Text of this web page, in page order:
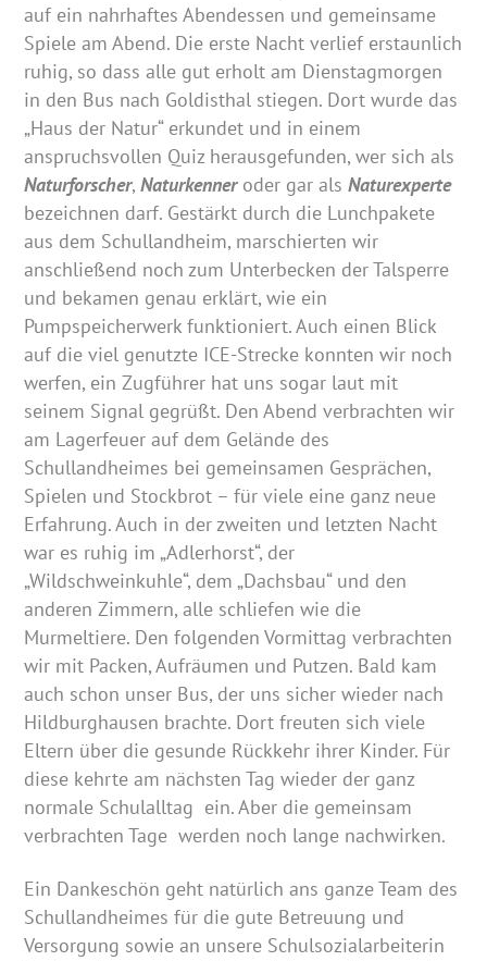
auf ein nahrhaftes Abendessen und gemeinsame
Spiele am Abend. Die erste Nacht verlief erstaunlich
ruhig, so dass alle gut erholt am Dienstagmorgen
in den Bus nach Goldisthal stiegen. Dort wurde das
„Haus der Natur“ erkundet und in einem
anspruchsvollen Quiz herausgefunden, wer sich als
Naturforscher,Naturkenner oder gar alsNaturexperte
bezeichnen darf. Gestärkt durch die Lunchpakete
aus dem Schullandheim, marschierten wir
anschließend noch zum Unterbecken der Talsperre
und bekamen genau erklärt, wie ein
Pumpspeicherwerk funktioniert. Auch einen Blick
auf die viel genutzte ICE-Strecke konnten wir noch
werfen, ein Zugführer hat uns sogar laut mit
seinem Signal gegrüßt. Den Abend verbrachten wir
am Lagerfeuer auf dem Gelände des
Schullandheimes bei gemeinsamen Gesprächen,
Spielen und Stockbrot – für viele eine ganz neue
Erfahrung. Auch in der zweiten und letzten Nacht
war es ruhig im „Adlerhorst“, der
„Wildschweinkuhle“, dem „Dachsbau“ und den
anderen Zimmern, alle schliefen wie die
Murmeltiere. Den folgenden Vormittag verbrachten
wir mit Packen, Aufräumen und Putzen. Bald kam
auch schon unser Bus, der uns sicher wieder nach
Hildburghausen brachte. Dort freuten sich viele
Eltern über die gesunde Rückkehr ihrer Kinder. Für
diese kehrte am nächsten Tag wieder der ganz
normale Schulalltag ein. Aber die gemeinsam
verbrachten Tage werden noch lange nachwirken.
Ein Dankeschön geht natürlich ans ganze Team des
Schullandheimes für die gute Betreuung und
Versorgung sowie an unsere Schulsozialarbeiterin